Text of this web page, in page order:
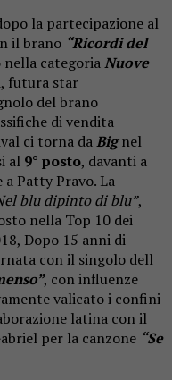
la partecipazione al
il brano “Ricordi del
nella categoriaNuove
futura star
del brano
di vendita
ci torna daBig nel
al 9° posto, davanti a
a Patty Pravo. La
blu dipinto di blu”,
nella Top 10 dei
Dopo 15 anni di
con il singolo dell
, con influenze
valicato i confini
latina con il
per la canzone “Se